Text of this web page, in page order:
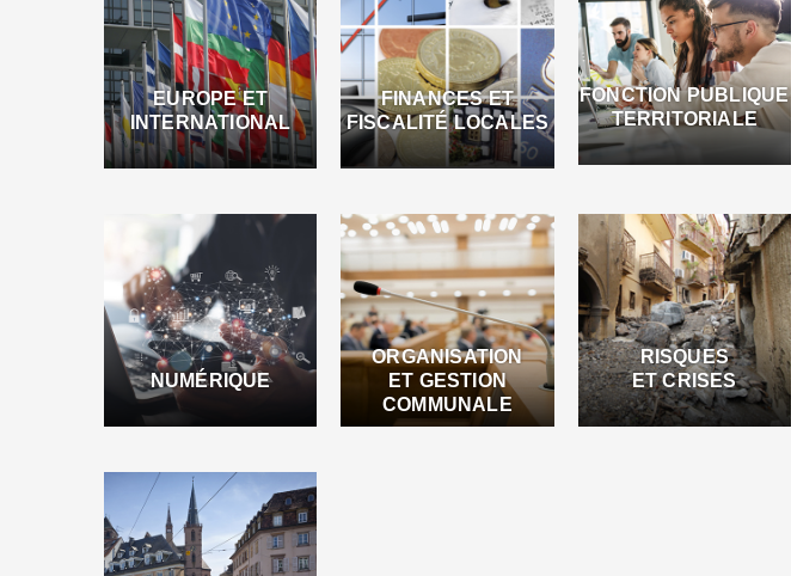
EUROPE ET
INTERNATIONAL
FINANCES ET
FISCALITÉ LOCALES
FONCTION PUBLIQUE
TERRITORIALE
NUMÉRIQUE
ORGANISATION
ET GESTION
COMMUNALE
RISQUES
ET CRISES